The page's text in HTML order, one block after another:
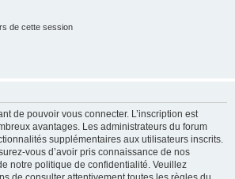
de cette session
de pouvoir vous connecter. L’inscription est
avantages. Les administrateurs du forum
supplémentaires aux utilisateurs inscrits.
vous d’avoir pris connaissance de nos
notre politique de confidentialité. Veuillez